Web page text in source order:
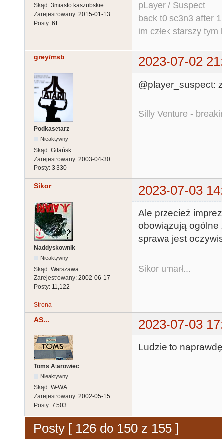
Skąd: 3miasto kaszubskie
Zarejestrowany: 2015-01-13
Posty: 61
pLayer / Suspect
back t0 sc3n3 after
im człek starszy
grey/msb 2023-07-02
Podkasetarz
Nieaktywny
Skąd: Gdańsk
Zarejestrowany: 2003-04-30
Posty: 3,330
@player_suspect:
Silly Venture -
Sikor 2023-07-03
Naddyskownik
Nieaktywny
Skąd: Warszawa
Zarejestrowany: 2002-06-17
Posty: 11,122
Ale przecież
obowiązują ogólne
sprawa jest
Sikor umarł...
Strona
AS... 2023-07-03
Toms Atarowiec
Nieaktywny
Skąd: W-WA
Zarejestrowany: 2002-05-15
Posty: 7,503
Ludzie to
Posty [ 126 do 150 z 155 ]